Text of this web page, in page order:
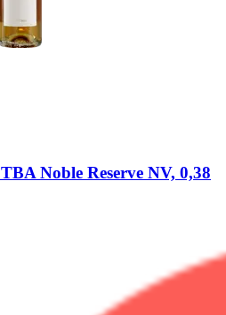
TBA Noble Reserve NV, 0,38